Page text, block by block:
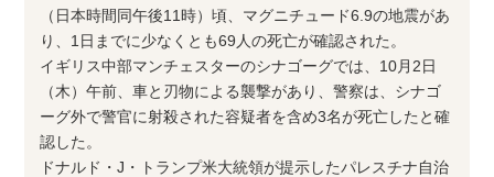
（日本時間同午後11時）頃、マグニチュード6.9の地震があ
り、1日までに少なくとも69人の死亡が確認された。
イギリス中部マンチェスターのシナゴーグでは、10月2日
（木）午前、車と刃物による襲撃があり、警察は、シナゴ
ーグ外で警官に射殺された容疑者を含め3名が死亡したと確
認した。
ドナルド・J・トランプ米大統領が提示したパレスチナ自治